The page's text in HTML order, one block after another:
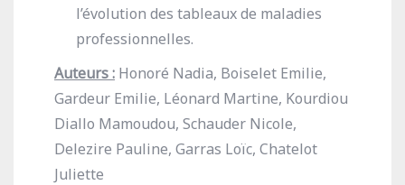
l’évolution des tableaux de maladies
professionnelles.
Auteurs : Honoré Nadia, Boiselet Emilie,
Gardeur Emilie, Léonard Martine, Kourdiou
Diallo Mamoudou, Schauder Nicole,
Delezire Pauline, Garras Loïc, Chatelot
Juliette